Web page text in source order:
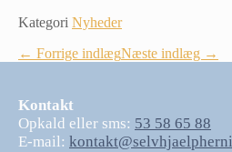
Kategori Nyheder
Indlægsnavigation
← Forrige indlægNæste indlæg →
Kontakt
Opkald eller sms: 53 58 65 88
E-mail: